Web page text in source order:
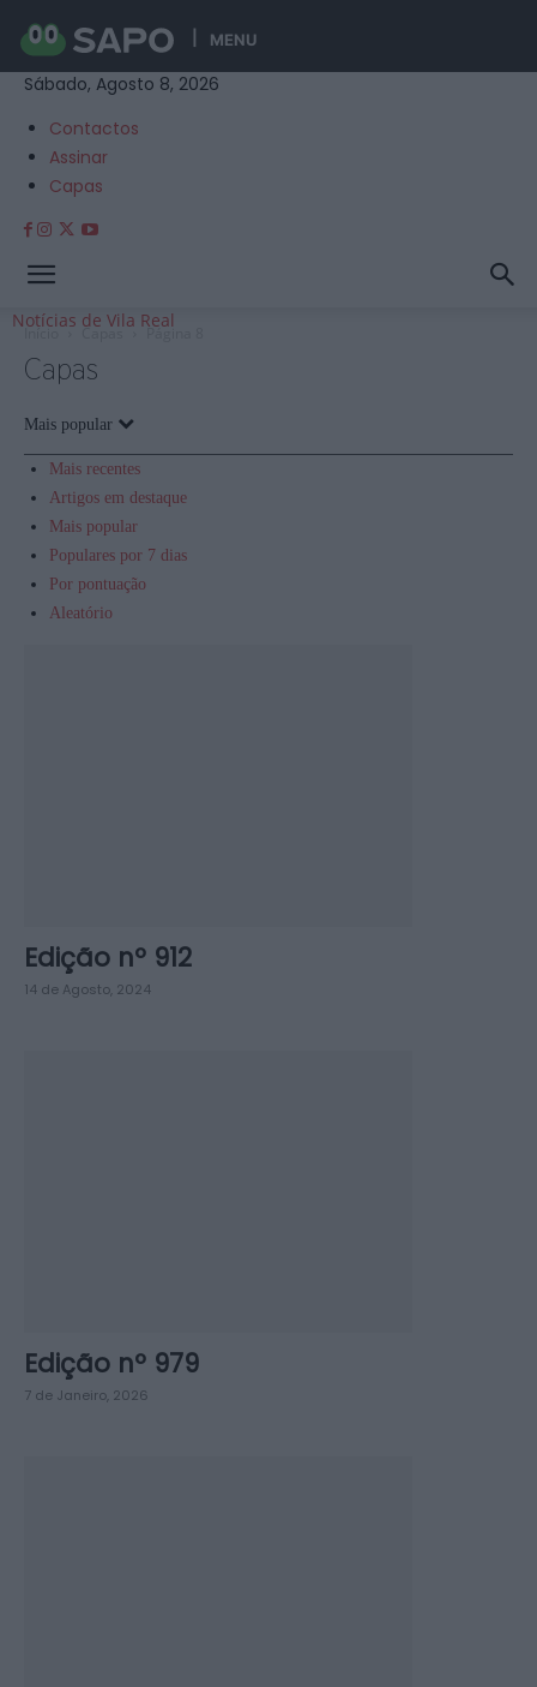
MENU
Sábado, Agosto 8, 2026
Contactos
Assinar
Capas
Notícias de Vila Real
Início Capas Página 8
Capas
Mais popular
Mais recentes
Artigos em destaque
Mais popular
Populares por 7 dias
Por pontuação
Aleatório
Edição nº 912
14 de Agosto, 2024
Edição nº 979
7 de Janeiro, 2026